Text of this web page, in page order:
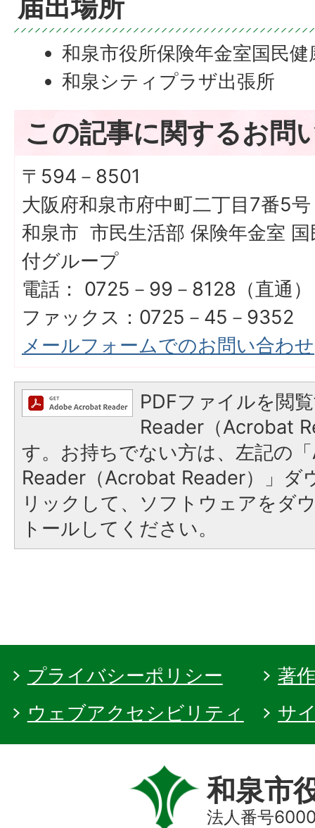
和泉市役所保険年金室国民
和泉シティプラザ出張所
この記事に関するお問
〒594－8501
大阪府和泉市府中町二丁目7番5号
和泉市 市民生活部 保険年金室
付グループ
電話： 0725－99－8128（直通）
ファックス：0725－45－9352
メールフォームでのお問い合わせ
PDFファイルを閲
Reader（Acrobat
す。お持ちでない方は、左記の
Reader（Acrobat Reader）」ダ
リックして、ソフトウェアをダ
トールしてください。
プライバシーポリシー
著
ウェブアクセシビリティ
サ
和泉市
法人番号